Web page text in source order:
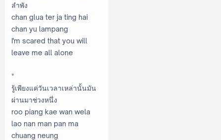
ลำพัง
chan glua ter ja ting hai
chan yu lampang
I'm scared that you will
leave me all alone
*
รู้เพียงแค่วันเวลาเหล่านั้นมัน
ผ่านมาช่วงหนึ่ง
roo piang kae wan wela
lao nan man pan ma
chuang neung